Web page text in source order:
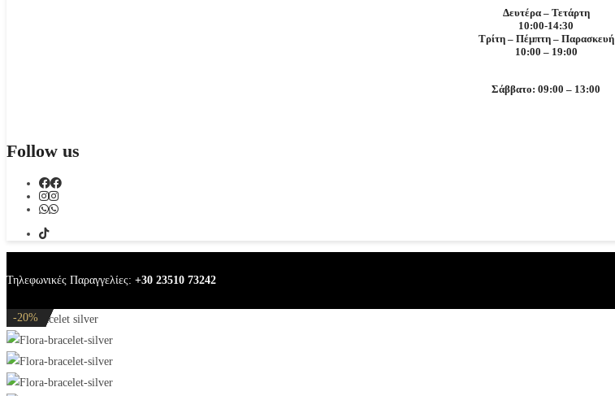
Δευτέρα – Τετάρτη
10:00-14:30
Τρίτη – Πέμπτη – Παρασκευή
10:00 – 19:00
Σάββατο: 09:00 – 13:00
Follow us
Τηλεφωνικές Παραγγελίες: +30 23510 73242
Flora bracelet silver
-20%
-20%
-37%
-20%
-20%